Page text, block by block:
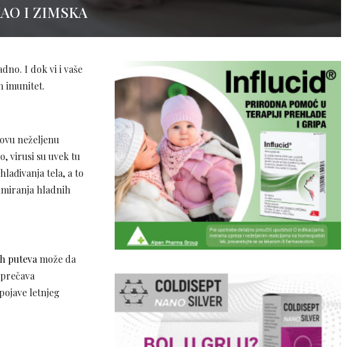
I ZIMSKA
I dok vi i vaše
imunitet.
neželjenu
virusi su uvek tu
tela, a to
hladnih
putevamože da
letnjeg